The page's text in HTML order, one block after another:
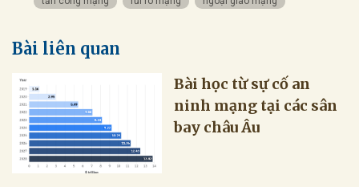
Bài liên quan
Bài học từ sự cố an
ninh mạng tại các sân
bay châu Âu